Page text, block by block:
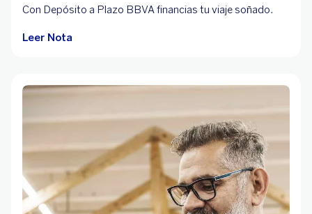
Con Depósito a Plazo BBVA financias tu viaje soñado.
Leer Nota